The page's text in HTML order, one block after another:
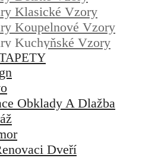
Klasické Vzory
Koupelnové Vzory
Kuchyňské Vzory
Obklady A Dlažba
Dveří